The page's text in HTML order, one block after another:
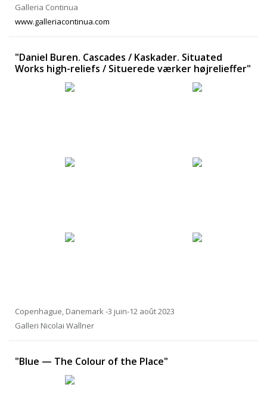
Galleria Continua
www.galleriacontinua.com
"Daniel Buren. Cascades / Kaskader. Situated
Works high-reliefs / Situerede værker højrelieffer"
Copenhague, Danemark -3 juin-12 août 2023
Galleri Nicolai Wallner
"Blue — The Colour of the Place"